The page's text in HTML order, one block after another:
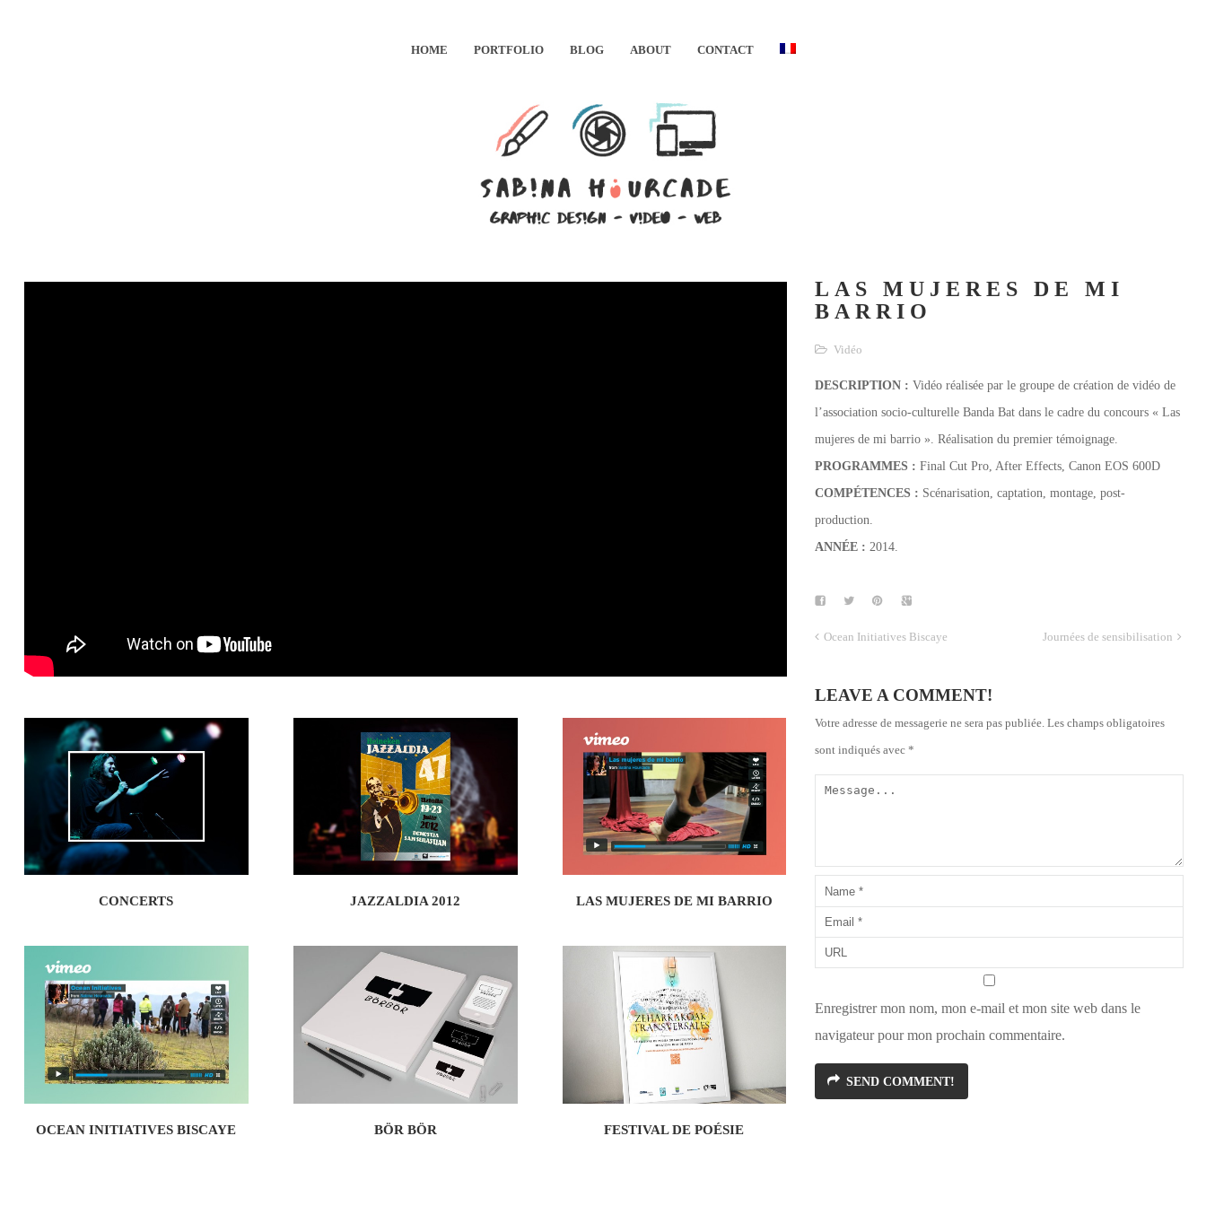
HOME PORTFOLIO BLOG ABOUT CONTACT
CONCERTS JAZZALDIA 2012 LAS MUJERES DE MI BARRIO
OCEAN INITIATIVES BISCAYE BÖR BÖR FESTIVAL DE POÉSIE
LAS MUJERES DE MI
BARRIO
Vidéo
DESCRIPTION : Vidéo réalisée par le groupe de création de vidéo de
l’association socio-culturelle Banda Bat dans le cadre du concours « Las
mujeres de mi barrio ». Réalisation du premier témoignage.
PROGRAMMES :Final Cut Pro, After Effects, Canon EOS 600D
COMPÉTENCES : Scénarisation, captation, montage, post-
production.
ANNÉE : 2014.
Ocean Initiatives Biscaye Journées de sensibilisation
LEAVE A COMMENT!
Votre adresse de messagerie ne sera pas publiée. Les champs obligatoires
sont indiqués avec*
Enregistrer mon nom, mon e-mail et mon site web dans le
navigateur pour mon prochain commentaire.
SEND COMMENT!